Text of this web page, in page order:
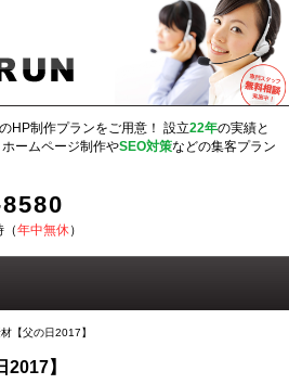
のHP制作プランをご用意！ 設立22年の実績と
ホームページ制作やSEO対策などの集客プラン
年中無休）
【父の日2017】
】